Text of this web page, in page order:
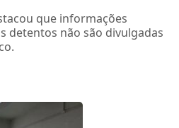
que informações
detentos não são divulgadas